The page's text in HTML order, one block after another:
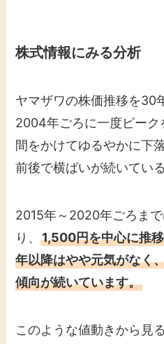
株式情報にみる分析
ヤマザワの株価推移を30
2004年ごろに一度ピーク
間をかけてゆるやかに下
前後で横ばいが続いてい
2015年～2020年ごろま
り、1,500円を中心に推
年以降はやや元気がなく
傾向が続いています。
このような値動きから見